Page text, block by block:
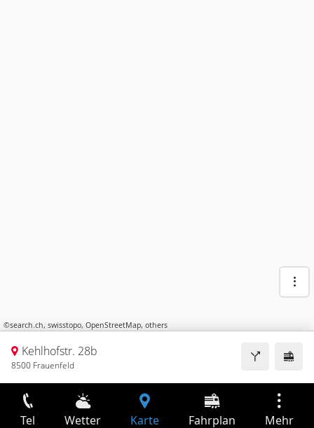
©search.ch, swisstopo, OpenStreetMap, others
Kehlhofstr. 28b
8500 Frauenfeld
Tel Wetter Karte Fahrplan Mehr